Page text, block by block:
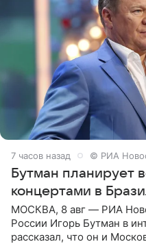
7 часов назад © РИА
Бутман планирует
концертами в
МОСКВА, 8 авг — РИА
России Игорь Бутман в
рассказал, что он и